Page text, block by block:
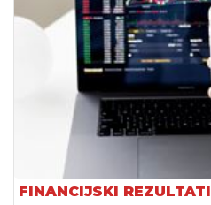
FINANCIJSKI REZULTATI